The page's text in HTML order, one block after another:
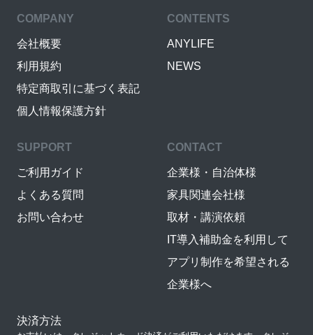
COMPANY
会社概要
利用規約
特定商取引に基づく表記
個人情報保護方針
CONTENTS
ANYLIFE
NEWS
SUPPORT
ご利用ガイド
よくある質問
お問い合わせ
CONTACT
企業様・自治体様
家具関連会社様
取材・講演依頼
IT導入補助金を利用して
アプリ制作を希望される
企業様へ
決済方法